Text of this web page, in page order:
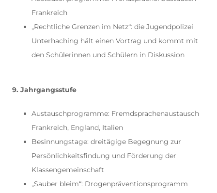
Frankreich
„Rechtliche Grenzen im Netz“: die Jugendpolizei
Unterhaching hält einen Vortrag und kommt mit
den Schülerinnen und Schülern in Diskussion
9. Jahrgangsstufe
Austauschprogramme: Fremdsprachenaustausch
Frankreich, England, Italien
Besinnungstage: dreitägige Begegnung zur
Persönlichkeitsfindung und Förderung der
Klassengemeinschaft
„Sauber bleim“: Drogenpräventionsprogramm